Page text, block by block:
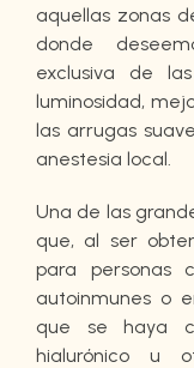
aquellas zonas
donde
exclusiva de
luminosidad,
las arrugas
anestesia local.
Una de las
que, al ser
para personas
autoinmunes o
que se haya
hialurónico u